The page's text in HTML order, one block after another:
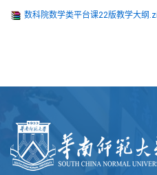
数科院数学类平台课22版教学大纲